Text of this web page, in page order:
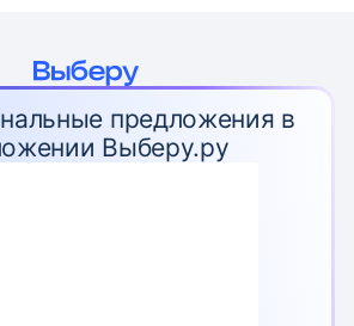
предложения в
Выберу.ру